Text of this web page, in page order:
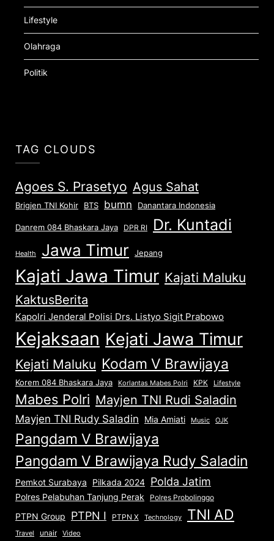
Lifestyle
Olahraga
Politik
TAG CLOUDS
Agoes S. Prasetyo Agus Sahat
Brigjen TNI Kohir BTS bumn Danantara Indonesia
Danrem 084 Bhaskara Jaya DPR RI Dr. Kuntadi
Health Jawa Timur Jepang
Kajati Jawa Timur Kajati Maluku
KaktusBerita
Kapolri Jenderal Polisi Drs. Listyo Sigit Prabowo
Kejaksaan Kejati Jawa Timur
Kejati Maluku Kodam V Brawijaya
Korem 084 Bhaskara Jaya Korlantas Mabes Polri KPK Lifestyle
Mabes Polri Mayjen TNI Rudi Saladin
Mayjen TNI Rudy Saladin Mia Amiati Music OJK
Pangdam V Brawijaya
Pangdam V Brawijaya Rudy Saladin
Pemkot Surabaya Pilkada 2024 Polda Jatim
Polres Pelabuhan Tanjung Perak Polres Probolinggo
PTPN Group PTPN I PTPN X Technology TNI AD
Travel unair Video